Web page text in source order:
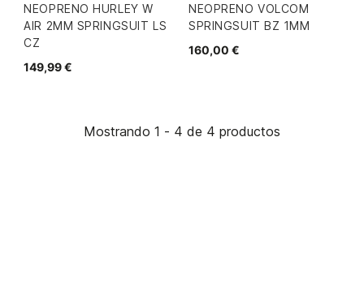
NEOPRENO HURLEY W
AIR 2MM SPRINGSUIT LS
CZ
149,99 €
NEOPRENO VOLCOM
SPRINGSUIT BZ 1MM
160,00 €
Mostrando 1 - 4 de 4 productos